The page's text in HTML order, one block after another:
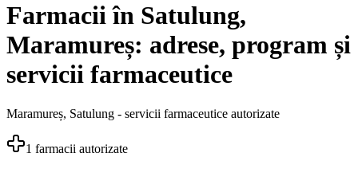
Farmacii în Satulung,
Maramureș: adrese, program și
servicii farmaceutice
Maramureș, Satulung - servicii farmaceutice autorizate
1 farmacii autorizate